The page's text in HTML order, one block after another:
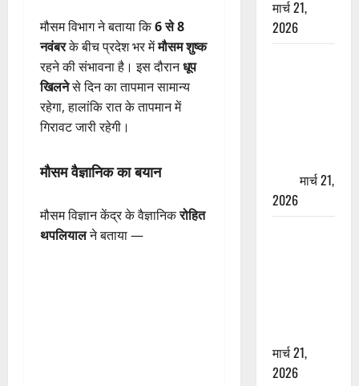
मौसम विभाग ने बताया कि6 से 8
नवंबरके बीच प्रदेश भर मेंमौसम शुष्क
रहने की संभावना है। इस दौरानधूप
खिलनेसे दिन का तापमान सामान्य
रहेगा, हालांकि रात के तापमान में
गिरावट जारी रहेगी।
मौसम वैज्ञानिक का बयान
मौसम विज्ञान केंद्र के वैज्ञानिकरोहित
थपलियालने बताया —
मार्च 21,
2026
मार्च 21,
2026
मार्च 21,
2026